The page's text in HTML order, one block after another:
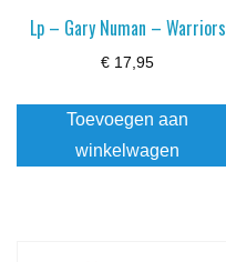
Lp – Gary Numan – Warriors
€ 17,95
Toevoegen aan
winkelwagen